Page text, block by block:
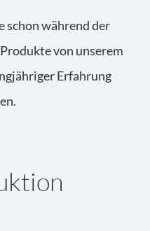
schon während der
von unserem
Erfahrung